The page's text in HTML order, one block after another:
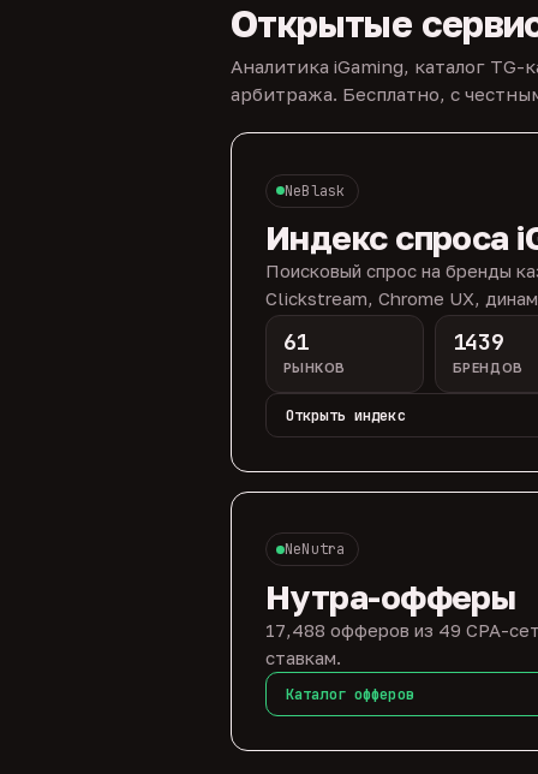
Открытые
Аналитика iGaming, каталог
арбитража. Бесплатно, с
NeBlask
Индекс спроса
Поисковый спрос на бренды
Clickstream, Chrome UX,
61
РЫНКОВ
1439
БРЕНДОВ
Открыть индекс
NeNutra
Нутра-офферы
17,488 офферов из 49 CPA-
ставкам.
Каталог офферов